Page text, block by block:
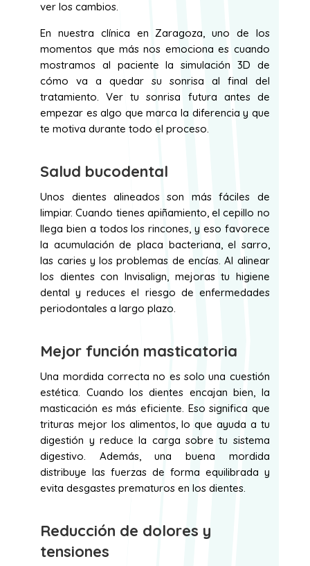
ver los cambios.
En nuestra clínica en Zaragoza, uno de los
momentos que más nos emociona es cuando
mostramos al paciente la simulación 3D de
cómo va a quedar su sonrisa al final del
tratamiento. Ver tu sonrisa futura antes de
empezar es algo que marca la diferencia y que
te motiva durante todo el proceso.
Salud bucodental
Unos dientes alineados son más fáciles de
limpiar. Cuando tienes apiñamiento, el cepillo no
llega bien a todos los rincones, y eso favorece
la acumulación de placa bacteriana, el sarro,
las caries y los problemas de encías. Al alinear
los dientes con Invisalign, mejoras tu higiene
dental y reduces el riesgo de enfermedades
periodontales a largo plazo.
Mejor función masticatoria
Una mordida correcta no es solo una cuestión
estética. Cuando los dientes encajan bien, la
masticación es más eficiente. Eso significa que
trituras mejor los alimentos, lo que ayuda a tu
digestión y reduce la carga sobre tu sistema
digestivo. Además, una buena mordida
distribuye las fuerzas de forma equilibrada y
evita desgastes prematuros en los dientes.
Reducción de dolores y
tensiones